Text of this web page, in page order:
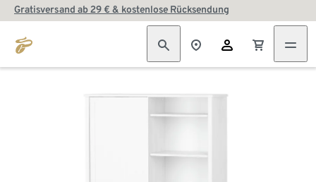
Gratisversand ab 29 € & kostenlose Rücksendung